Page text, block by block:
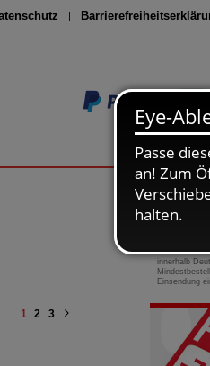
1 2 3
0800-
gebührenfreie
innerhalb
Einsendung